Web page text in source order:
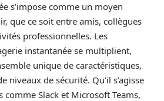
s’impose comme un moyen
que ce soit entre amis, collègues
professionnelles. Les
instantanée se multiplient,
unique de caractéristiques,
niveaux de sécurité. Qu’il s’agisse
comme Slack et Microsoft Teams,